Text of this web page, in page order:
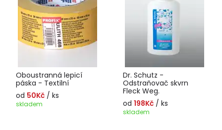
Oboustranná lepicí
páska - Textilní
od 50Kč / ks
skladem
Dr. Schutz -
Odstraňovač skvrn
Fleck Weg.
od 198Kč / ks
skladem